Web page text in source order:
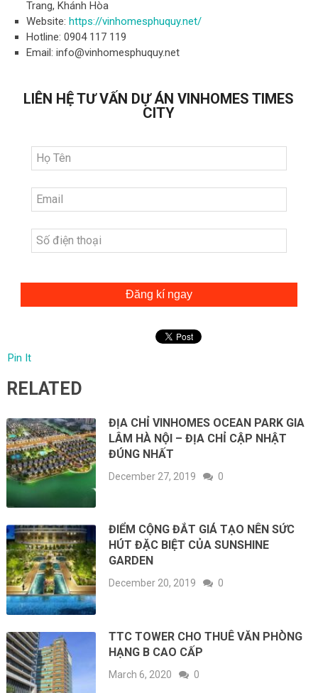
Trang, Khánh Hòa
Website:https://vinhomesphuquy.net/
Hotline: 0904 117 119
Email:info@vinhomesphuquy.net
LIÊN HỆ TƯ VẤN DỰ ÁN VINHOMES TIMES
CITY
Đăng kí ngay
Pin It
RELATED
ĐỊA CHỈ VINHOMES OCEAN PARK GIA
LÂM HÀ NỘI – ĐỊA CHỈ CẬP NHẬT
ĐÚNG NHẤT
December 27, 2019 0
ĐIỂM CỘNG ĐẮT GIÁ TẠO NÊN SỨC
HÚT ĐẶC BIỆT CỦA SUNSHINE
GARDEN
December 20, 2019 0
TTC TOWER CHO THUÊ VĂN PHÒNG
HẠNG B CAO CẤP
March 6, 2020 0